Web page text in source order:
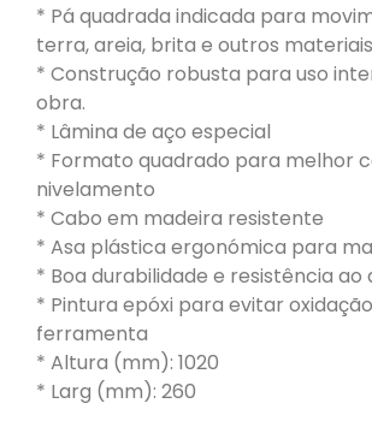
* Pá quadrada indicada para
terra, areia, brita e outros
* Construção robusta para uso
obra.
* Lâmina de aço especial
* Formato quadrado para melhor
nivelamento
* Cabo em madeira resistente
* Asa plástica ergonómica para
* Boa durabilidade e resistência ao
* Pintura epóxi para evitar
ferramenta
* Altura (mm): 1020
* Larg (mm): 260